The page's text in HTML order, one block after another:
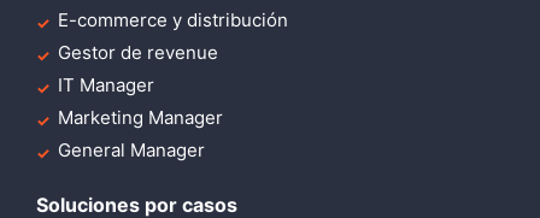
E-commerce y distribución
Gestor de revenue
IT Manager
Marketing Manager
General Manager
Soluciones por casos